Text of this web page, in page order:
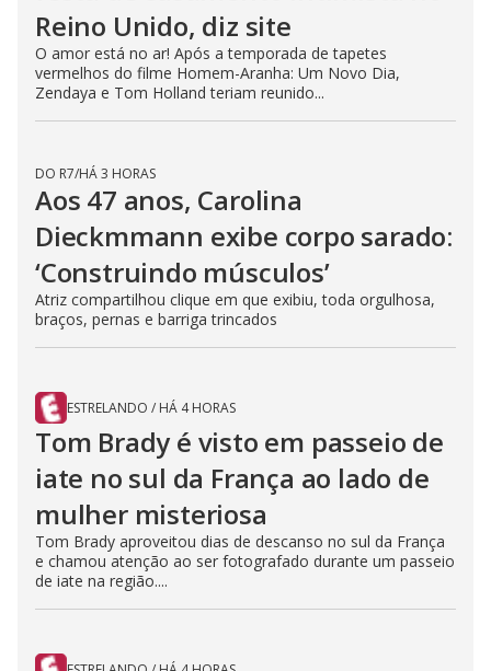
Reino Unido, diz site
O amor está no ar! Após a temporada de tapetes
vermelhos do filme Homem-Aranha: Um Novo Dia,
Zendaya e Tom Holland teriam reunido...
DO R7/HÁ 3 HORAS
Aos 47 anos, Carolina
Dieckmmann exibe corpo sarado:
‘Construindo músculos’
Atriz compartilhou clique em que exibiu, toda orgulhosa,
braços, pernas e barriga trincados
ESTRELANDO / HÁ 4 HORAS
Tom Brady é visto em passeio de
iate no sul da França ao lado de
mulher misteriosa
Tom Brady aproveitou dias de descanso no sul da França
e chamou atenção ao ser fotografado durante um passeio
de iate na região....